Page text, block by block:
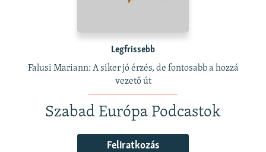
Legfrissebb
Falusi Mariann: A siker jó érzés, de fontosabb a hozzá
vezető út
Szabad Európa Podcastok
Feliratkozás